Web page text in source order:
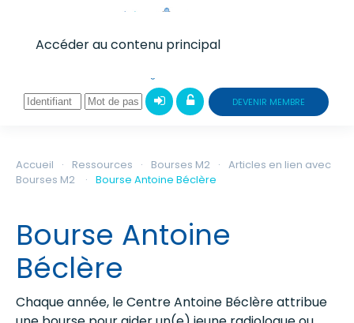
Accéder au contenu principal
DEVENIR MEMBRE
Accueil Ressources Bourses M2
Articles en lien avec
Bourses M2
Bourse Antoine Béclère
Bourse Antoine
Béclère
Chaque année, le Centre Antoine Béclère attribue